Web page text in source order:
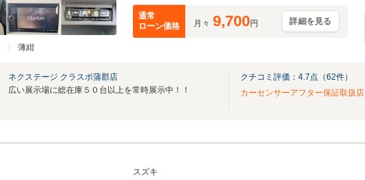
薄紺
通常
ローン価格
月々 9,700円 詳細を見る
ネクステージ クラスポ蒲郡店
広い展示場に総在庫５０台以上を常時展示中！！
クチコミ評価： 4.7 点（62件）
カーセンサーアフター保証取扱店
スズキ